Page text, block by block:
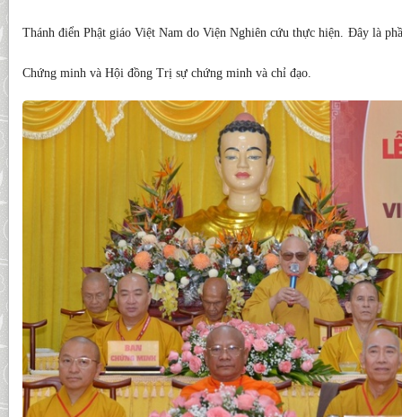
Thánh điển Phật giáo Việt Nam do Viện Nghiên cứu thực hiện. Đây là
Chứng minh và Hội đồng Trị sự chứng minh và chỉ đạo.